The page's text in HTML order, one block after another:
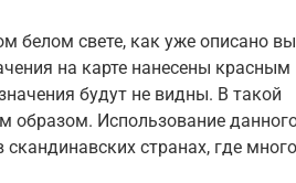
белом свете, как уже описано
на карте нанесены красным
будут не видны. В такой
образом. Использование
странах, где много